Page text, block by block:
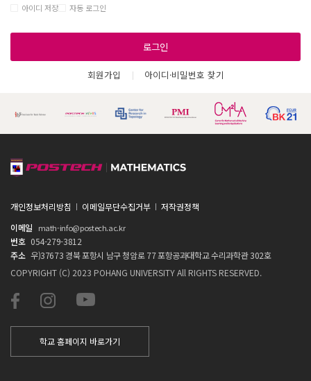
아이디 저장 자동 로그인
로그인
회원가입 아이디·비밀번호 찾기
개인정보처리방침 이메일무단수집거부
저작권정책
이메일
math-info@postech.ac.kr
번호 054-279-3812
주소 우)37673 경북 포항시 남구 청암로 77 포항공과대학교 수리과학관 302호
COPYRIGHT (C) 2023 POHANG UNIVERSITY All RIGHTS RESERVED.
학교 홈페이지 바로가기